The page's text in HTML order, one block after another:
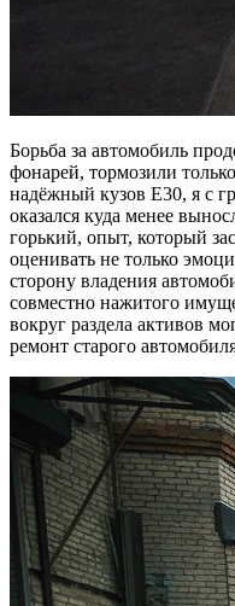
Борьба за автомобиль
фонарей, тормозили
надёжный кузов Е30, я с
оказался куда менее
горький, опыт, который
оценивать не только
сторону владения
совместно нажитого
вокруг раздела активов
ремонт старого